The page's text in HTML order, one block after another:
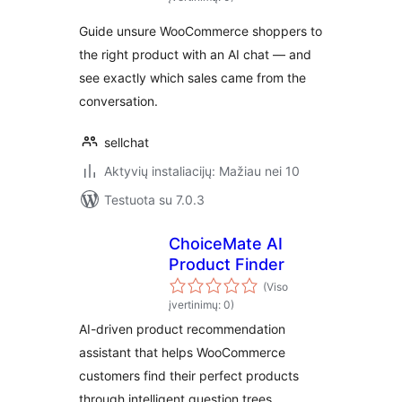
Guide unsure WooCommerce shoppers to
the right product with an AI chat — and
see exactly which sales came from the
conversation.
sellchat
Aktyvių instaliacijų: Mažiau nei 10
Testuota su 7.0.3
ChoiceMate AI
Product Finder
(Viso
įvertinimų: 0)
AI-driven product recommendation
assistant that helps WooCommerce
customers find their perfect products
through intelligent question trees.